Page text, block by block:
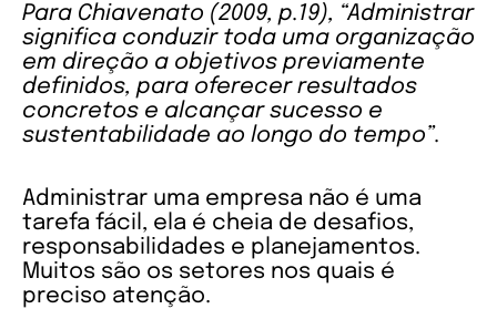
Para Chiavenato (2009, p.19), “Administrar
significa conduzir toda uma organização
em direção a objetivos previamente
definidos, para oferecer resultados
concretos e alcançar sucesso e
sustentabilidade ao longo do tempo”.
Administrar uma empresa não é uma
tarefa fácil, ela é cheia de desafios,
responsabilidades e planejamentos.
Muitos são os setores nos quais é
preciso atenção.